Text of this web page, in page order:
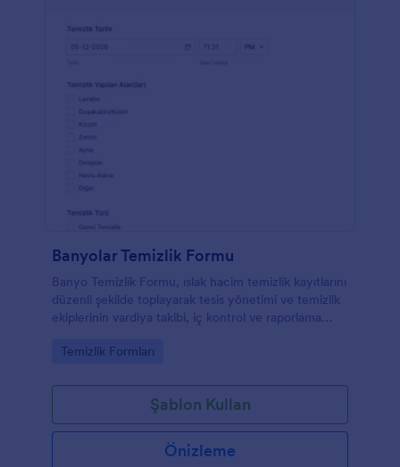
Banyolar Temizlik Formu
Banyo Temizlik Formu, ıslak hacim temizlik kayıtlarını
düzenli şekilde toplayarak tesis yönetimi ve temizlik
ekiplerinin vardiya takibi, iç kontrol ve raporlama
Go to Category:
Temizlik Formları
Şablon Kullan
Önizleme